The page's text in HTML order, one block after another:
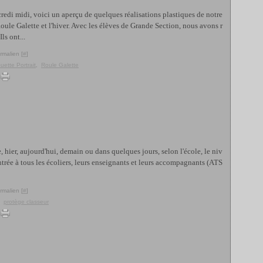
midi, voici un aperçu de quelques réalisations plastiques de notre
Galette et l'hiver. Avec les élèves de Grande Section, nous avons r
ont...
[#]
Portrait Roule Galette
hier, aujourd'hui, demain ou dans quelques jours, selon l'école, le niv
à tous les écoliers, leurs enseignants et leurs accompagnants (ATS
[#]
protège classeur